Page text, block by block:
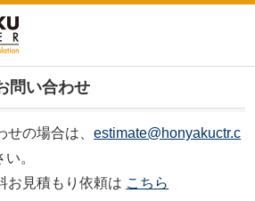
問い合わせ
せの場合は、estimate@honyakuctr.c
。
お見積もり依頼は こちら